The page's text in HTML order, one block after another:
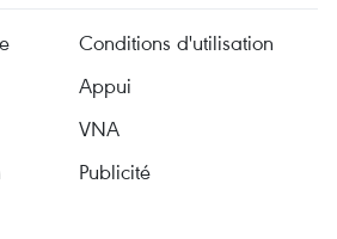
Conditions d'utilisation
Appui
VNA
Publicité